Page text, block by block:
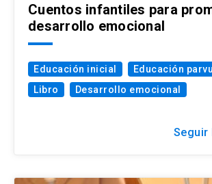
Cuentos infantiles para
desarrollo emocional
Educación inicial
Educación
Libro
Desarrollo emocional
Seguir